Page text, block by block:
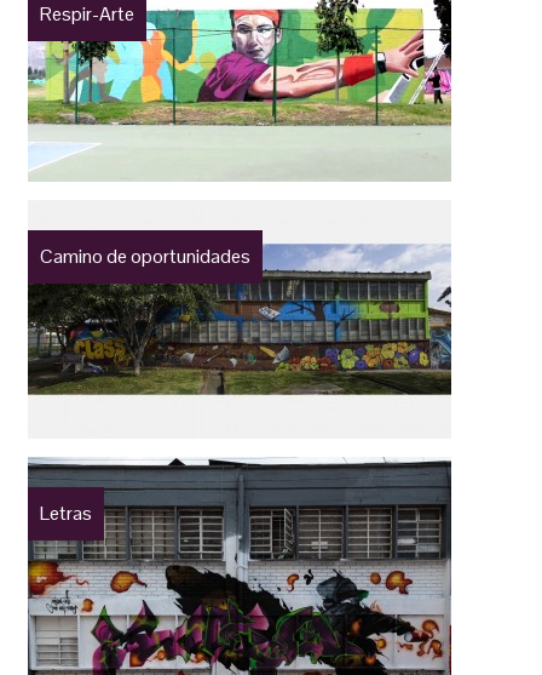
Respir-Arte
Camino de oportunidades
Letras